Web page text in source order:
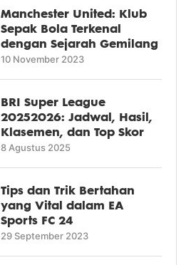
Manchester United: Klub
Sepak Bola Terkenal
dengan Sejarah Gemilang
10 November 2023
BRI Super League
20252026: Jadwal, Hasil,
Klasemen, dan Top Skor
8 Agustus 2025
Tips dan Trik Bertahan
yang Vital dalam EA
Sports FC 24
29 September 2023